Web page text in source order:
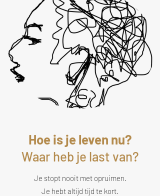
Hoe is je leven nu?
Waar heb je last van?
Je stopt nooit met opruimen.
Je hebt altijd tijd te kort.